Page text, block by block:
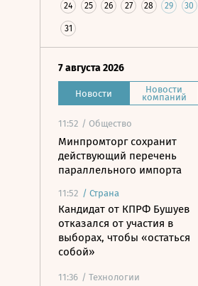
24 25 26 27 28 29 30
31
7 августа 2026
Новости Новости
компаний
11:52 / Общество
Минпромторг сохранит
действующий перечень
параллельного импорта
11:52 / Страна
Кандидат от КПРФ Бушуев
отказался от участия в
выборах, чтобы «остаться
собой»
11:36 / Технологии